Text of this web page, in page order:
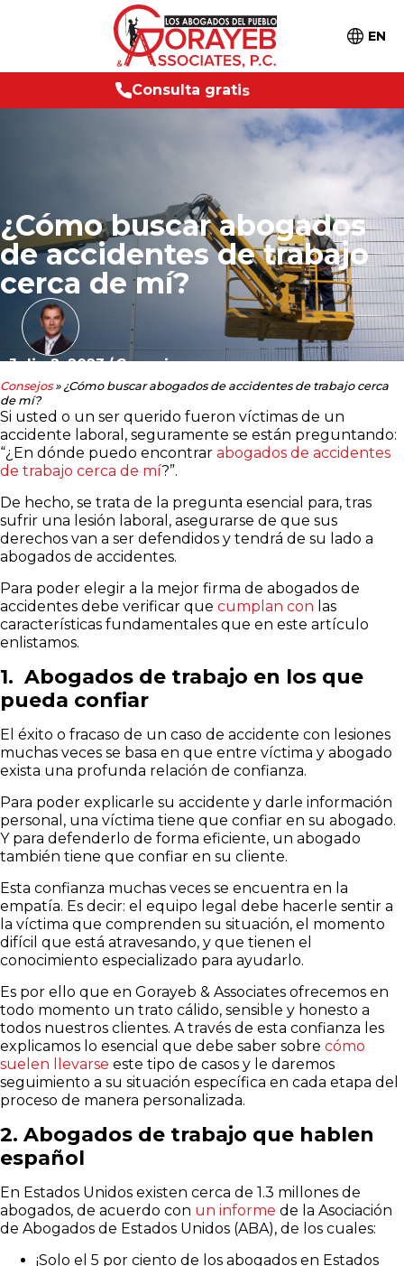
EN
Co
nsulta gratis
¿Cómo buscar abogados
de accidentes de trabajo
cerca de mí?
Julio 2, 2023/Consejos
Consejos» ¿Cómo buscar abogados de accidentes de trabajo cerca
de mí?
Si usted o un ser querido fueron víctimas de un
accidente laboral, seguramente se están preguntando:
“¿En dónde puedo encontrar abogados de accidentes
de trabajo cerca de mí?”.
De hecho, se trata de la pregunta esencial para, tras
sufrir una lesión laboral, asegurarse de que sus
derechos van a ser defendidos y tendrá de su lado a
abogados de accidentes.
Para poder elegir a la mejor firma de abogados de
accidentes debe verificar que cumplan con las
características fundamentales que en este artículo
enlistamos.
1. Abogados de trabajo en los que
pueda confiar
El éxito o fracaso de un caso de accidente con lesiones
muchas veces se basa en que entre víctima y abogado
exista una profunda relación de confianza.
Para poder explicarle su accidente y darle información
personal, una víctima tiene que confiar en su abogado.
Y para defenderlo de forma eficiente, un abogado
también tiene que confiar en su cliente.
Esta confianza muchas veces se encuentra en la
empatía. Es decir: el equipo legal debe hacerle sentir a
la víctima que comprenden su situación, el momento
difícil que está atravesando, y que tienen el
conocimiento especializado para ayudarlo.
Es por ello que en Gorayeb & Associates ofrecemos en
todo momento un trato cálido, sensible y honesto a
todos nuestros clientes. A través de esta confianza les
explicamos lo esencial que debe saber sobre cómo
suelen llevarse este tipo de casos y le daremos
seguimiento a su situación específica en cada etapa del
proceso de manera personalizada.
2. Abogados de trabajo que hablen
español
En Estados Unidos existen cerca de 1.3 millones de
abogados, de acuerdo con un informe de la Asociación
de Abogados de Estados Unidos (ABA), de los cuales:
¡Solo el 5 por ciento de los abogados en Estados